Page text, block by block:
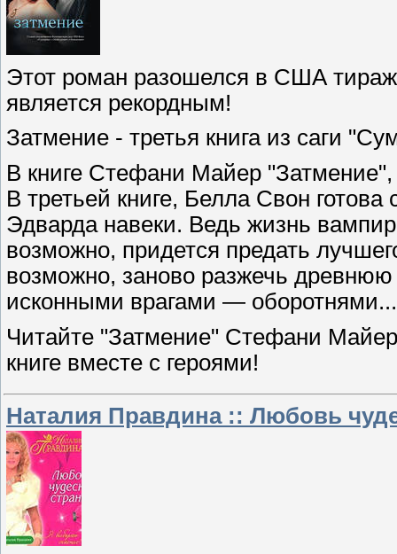
Этот роман разошелся в США
является рекордным!
Затмение - третья книга из саги
В книге Стефани Майер
В третьей книге, Белла Свон готова
Эдварда навеки. Ведь жизнь
возможно, придется предать
возможно, заново разжечь
исконными врагами — оборотнями...
Читайте "Затмение" Стефани
книге вместе с героями!
Наталия Правдина :: Любовь